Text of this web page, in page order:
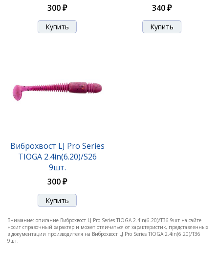
(10шт)
300 ₽
340 ₽
Виброхвост LJ Pro Series
TIOGA 2.4in(6.20)/S26
9шт.
300 ₽
Внимание: описание Виброхвост LJ Pro Series TIOGA 2.4in(6.20)/T36 9шт на сайте
носит справочный характер и может отличаться от характеристик, представленных
в документации производителя на Виброхвост LJ Pro Series TIOGA 2.4in(6.20)/T36
9шт.